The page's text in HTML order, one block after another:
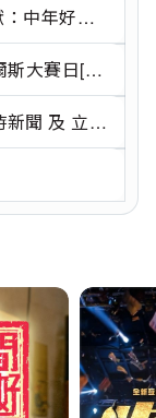
中年好聲
大賽日[粵/
新聞 及 立橋